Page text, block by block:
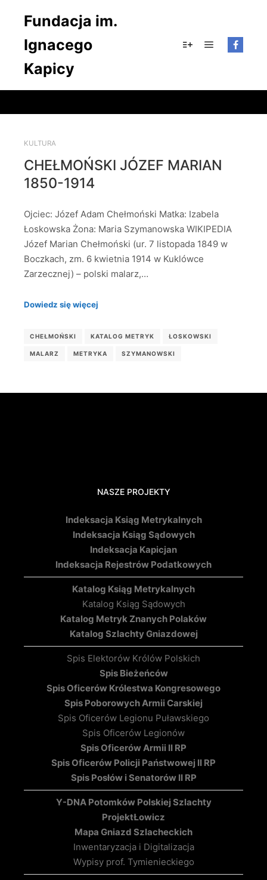
Fundacja im.
Ignacego
Kapicy
KULTURA
CHEŁMOŃSKI JÓZEF MARIAN
1850-1914
Ojciec: Józef Adam Chełmoński Matka: Izabela
Łoskowska Żona: Maria Szymanowska WIKIPEDIA
Józef Marian Chełmoński (ur. 7 listopada 1849 w
Boczkach, zm. 6 kwietnia 1914 w Kuklówce
Zarzecznej) – polski malarz,…
Dowiedz się więcej
CHEŁMOŃSKI KATALOG METRYK ŁOSKOWSKI
MALARZ METRYKA SZYMANOWSKI
NASZE PROJEKTY
Indeksacja Ksiąg Metrykalnych
Indeksacja Ksiąg Sądowych
Indeksacja Kapicjan
Indeksacja Rejestrów Podatkowych
Katalog Ksiąg Metrykalnych
Katalog Ksiąg Sądowych
Katalog Metryk Znanych Polaków
Katalog Szlachty Gniazdowej
Spis Elektorów Królów Polskich
Spis Bieżeńców
Spis Oficerów Królestwa Kongresowego
Spis Poborowych Armii Carskiej
Spis Oficerów Legionu Puławskiego
Spis Oficerów Legionów
Spis Oficerów Armii II RP
Spis Oficerów Policji Państwowej II RP
Spis Posłów i Senatorów II RP
Y-DNA Potomków Polskiej Szlachty
ProjektŁowicz
Mapa Gniazd Szlacheckich
Inwentaryzacja i Digitalizacja
Wypisy prof. Tymienieckiego